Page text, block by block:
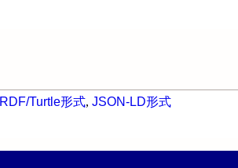
RDF/Turtle形式, JSON-LD形式